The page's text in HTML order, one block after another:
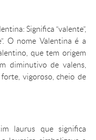
: Significa “valente”,
O nome Valentina é a
que tem origem
diminutivo de valens,
vigoroso, cheio de
laurus que significa